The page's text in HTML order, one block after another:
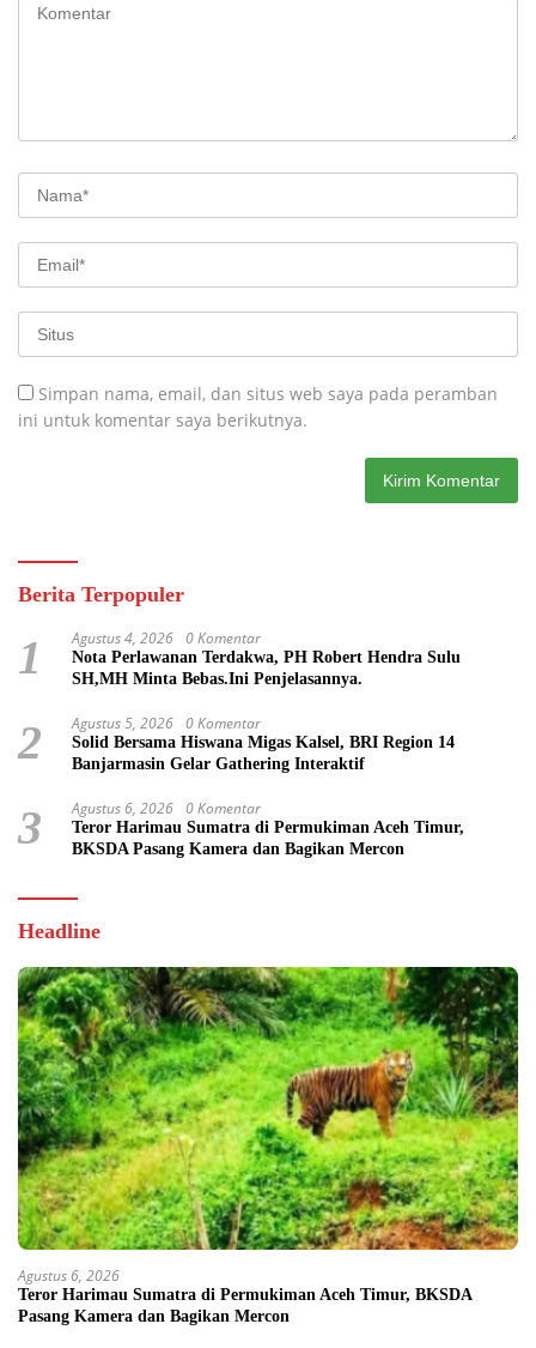
Simpan nama, email, dan situs web saya pada peramban
ini untuk komentar saya berikutnya.
Berita Terpopuler
1 Agustus 4, 2026 0 Komentar
Nota Perlawanan Terdakwa, PH Robert Hendra Sulu
SH,MH Minta Bebas.Ini Penjelasannya.
2 Agustus 5, 2026 0 Komentar
Solid Bersama Hiswana Migas Kalsel, BRI Region 14
Banjarmasin Gelar Gathering Interaktif
3 Agustus 6, 2026 0 Komentar
Teror Harimau Sumatra di Permukiman Aceh Timur,
BKSDA Pasang Kamera dan Bagikan Mercon
Headline
Agustus 6, 2026
Teror Harimau Sumatra di Permukiman Aceh Timur, BKSDA
Pasang Kamera dan Bagikan Mercon